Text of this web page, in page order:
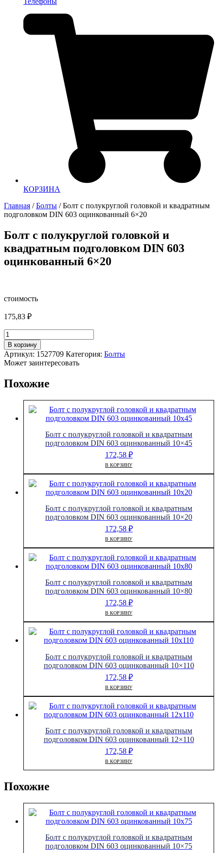
КОРЗИНА
Главная /Болты / Болт с полукруглой головкой и квадратным
подголовком DIN 603 оцинкованный 6×20
Болт с полукруглой головкой и
квадратным подголовком DIN 603
оцинкованный 6×20
стоимость
175,83 ₽
Количество
товара
Болт
с
полукруглой
и
подголовком
В корзину
Артикул: 1527709 Категория: Болты
Может заинтересовать
Похожие
Болт с полукруглой головкой и квадратным
подголовком DIN 603 оцинкованный 10×45
172,58 ₽
В КОРЗИНУ
Болт с полукруглой головкой и квадратным
подголовком DIN 603 оцинкованный 10×20
172,58 ₽
В КОРЗИНУ
Болт с полукруглой головкой и квадратным
подголовком DIN 603 оцинкованный 10×80
172,58 ₽
В КОРЗИНУ
Болт с полукруглой головкой и квадратным
подголовком DIN 603 оцинкованный 10×110
172,58 ₽
В КОРЗИНУ
Болт с полукруглой головкой и квадратным
подголовком DIN 603 оцинкованный 12×110
172,58 ₽
В КОРЗИНУ
Похожие
Болт с полукруглой головкой и квадратным
подголовком DIN 603 оцинкованный 10×75